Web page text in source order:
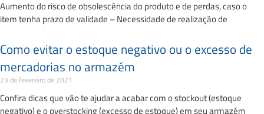
Aumento do risco de obsolescência do produto e de perdas, caso o
item tenha prazo de validade – Necessidade de realização de
Como evitar o estoque negativo ou o excesso de
mercadorias no armazém
23 de fevereiro de 2021
Confira dicas que vão te ajudar a acabar com o stockout (estoque
negativo) e o overstocking (excesso de estoque) em seu armazém